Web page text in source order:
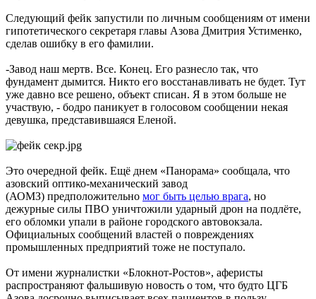
Следующий фейк запустили по личным сообщениям от имени
гипотетического секретаря главы Азова Дмитрия Устименко,
сделав ошибку в его фамилии.
-Завод наш мертв. Все. Конец. Его разнесло так, что
фундамент дымится. Никто его восстанавливать не будет. Тут
уже давно все решено, объект списан. Я в этом больше не
участвую, - бодро паникует в голосовом сообщении некая
девушка, представившаяся Еленой.
Это очередной фейк. Ещё днем «Панорама» сообщала, что
азовский оптико-механический завод
(АОМЗ) предположительно мог быть целью врага, но
дежурные силы ПВО уничтожили ударный дрон на подлёте,
его обломки упали в районе городского автовокзала.
Официальных сообщений властей о повреждениях
промышленных предприятий тоже не поступало.
От имени журналистки «Блокнот-Ростов», аферисты
распространяют фальшивую новость о том, что будто ЦГБ